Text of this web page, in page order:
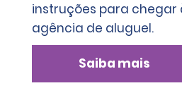
instruções para chegar
agência de aluguel.
Saiba mais